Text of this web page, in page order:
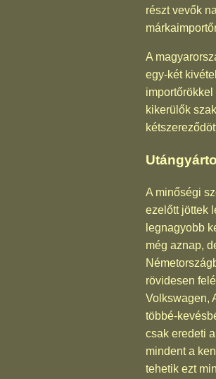
részt vevők
A
egy-két
kikerülők
A minőségi
ezelőtt jöttek
legnagyobb
még aznap,
rövidesen
Volkswagen,
többé-
csak eredeti
mindent a
tehetik ezt